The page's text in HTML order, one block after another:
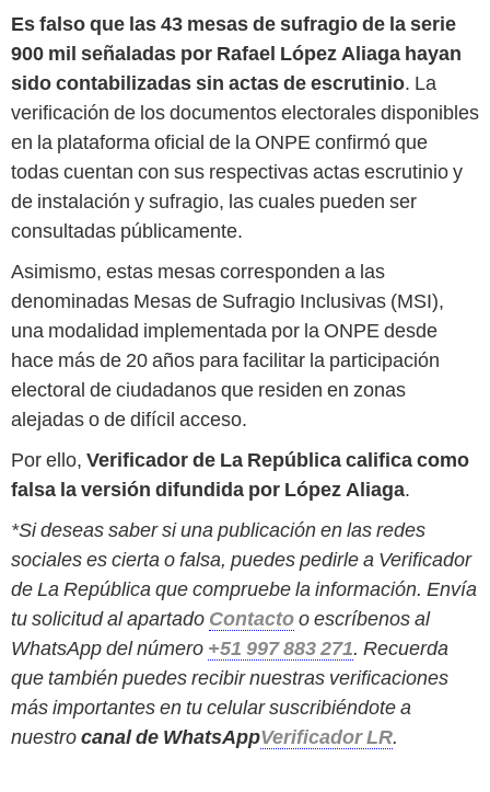
Es falso que las 43 mesas de sufragio de la serie
900 mil señaladas por Rafael López Aliaga hayan
sido contabilizadas sin actas de escrutinio. La
verificación de los documentos electorales disponibles
en la plataforma oficial de la ONPE confirmó que
todas cuentan con sus respectivas actas escrutinio y
de instalación y sufragio, las cuales pueden ser
consultadas públicamente.
Asimismo, estas mesas corresponden a las
denominadas Mesas de Sufragio Inclusivas (MSI),
una modalidad implementada por la ONPE desde
hace más de 20 años para facilitar la participación
electoral de ciudadanos que residen en zonas
alejadas o de difícil acceso.
Por ello, Verificador de La República califica como
falsa la versión difundida por López Aliaga.
*Si deseas saber si una publicación en las redes
sociales es cierta o falsa, puedes pedirle a Verificador
de La República que compruebe la información. Envía
tu solicitud al apartado Contactoo escríbenos al
WhatsApp del número +51 997 883 271. Recuerda
que también puedes recibir nuestras verificaciones
más importantes en tu celular suscribiéndote a
nuestrocanal de WhatsAppVerificador LR.